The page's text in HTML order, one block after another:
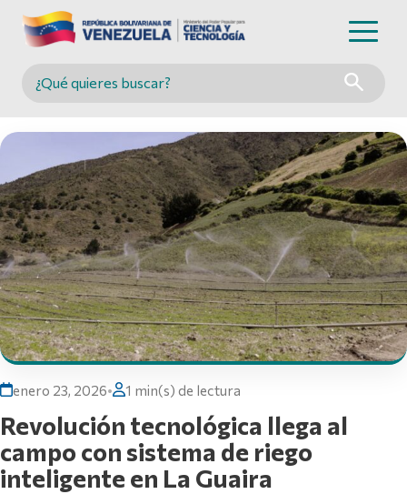
Buscar en MINCYT
enero 23, 2026• 1 min(s) de lectura
Revolución tecnológica llega al
campo con sistema de riego
inteligente en La Guaira